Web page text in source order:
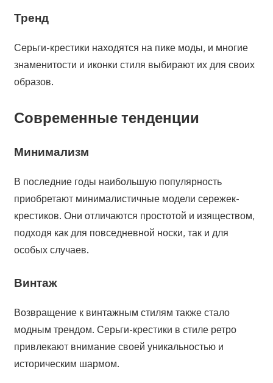
Тренд
Серьги-крестики находятся на пике моды, и многие
знаменитости и иконки стиля выбирают их для своих
образов.
Современные тенденции
Минимализм
В последние годы наибольшую популярность
приобретают минималистичные модели сережек-
крестиков. Они отличаются простотой и изяществом,
подходя как для повседневной носки, так и для
особых случаев.
Винтаж
Возвращение к винтажным стилям также стало
модным трендом. Серьги-крестики в стиле ретро
привлекают внимание своей уникальностью и
историческим шармом.